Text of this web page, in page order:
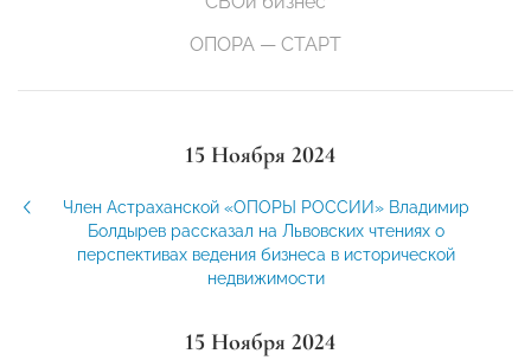
ОПОРА — СТАРТ
15 Ноября 2024
Член Астраханской «ОПОРЫ РОССИИ» Владимир
Болдырев рассказал на Львовских чтениях о
перспективах ведения бизнеса в исторической
недвижимости
15 Ноября 2024